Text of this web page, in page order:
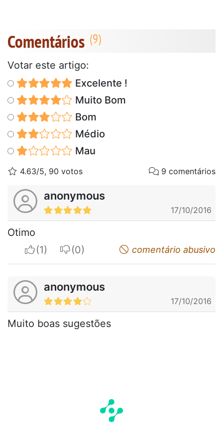
Comentários
Votar este artigo:
Excelente !
Muito Bom
Bom
Médio
Mau
4.63/5, 90 votos 9 comentários
anonymous
17/10/2016
Otimo
I apreciateI do not appreciatecomentário abusivo
anonymous
17/10/2016
Muito boas sugestões